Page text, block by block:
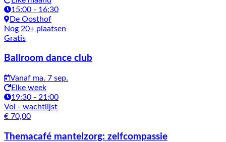
15:00 - 16:30
De Oosthof
Nog 20+ plaatsen
Gratis
Ballroom dance club
Vanaf ma. 7 sep.
Elke week
19:30 - 21:00
Vol - wachtlijst
€ 70,00
Themacafé mantelzorg: zelfcompassie